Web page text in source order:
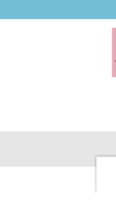
au